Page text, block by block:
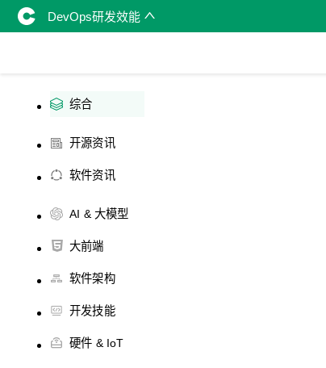
DevOps研发效能
综合
开源资讯
软件资讯
AI & 大模型
大前端
软件架构
开发技能
硬件 & IoT